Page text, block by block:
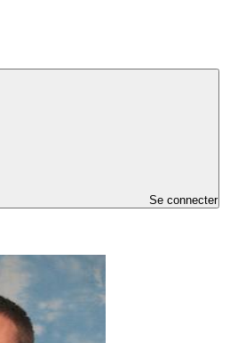
Se connecter